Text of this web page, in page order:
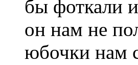
бы фоткали
он нам не
юбочки нам